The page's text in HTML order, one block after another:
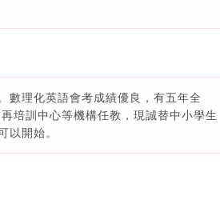
數理化英語會考成績優良，有五年全
培訓中心等機構任教，現誠替中小學生
以開始。